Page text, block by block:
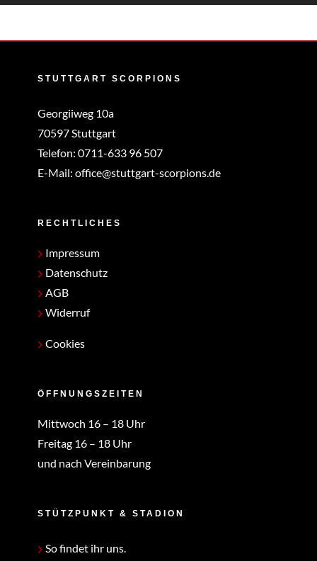
STUTTGART SCORPIONS
Georgiiweg 10a
70597 Stuttgart
Telefon: 0711-633 96 507
E-Mail: office@stuttgart-scorpions.de
RECHTLICHES
Impressum
Datenschutz
AGB
Widerruf
Cookies
ÖFFNUNGSZEITEN
Mittwoch 16 – 18 Uhr
Freitag 16 – 18 Uhr
und nach Vereinbarung
STÜTZPUNKT & STADION
So findet ihr uns.